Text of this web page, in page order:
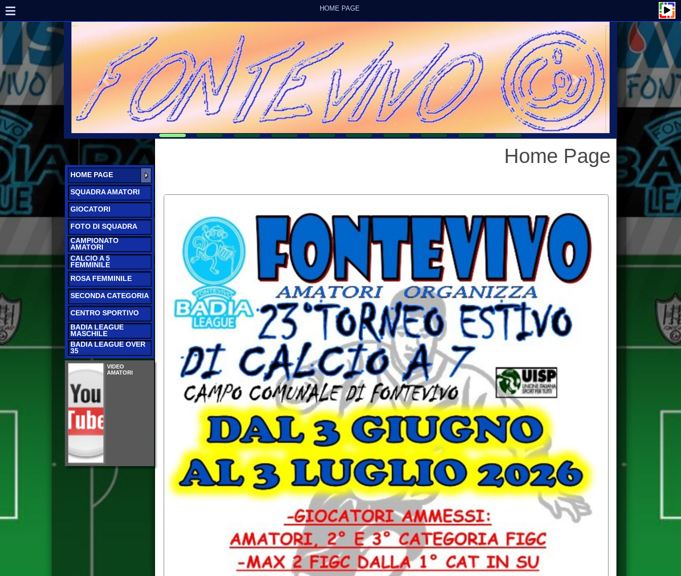
HOME PAGE
HOME PAGE
SQUADRA AMATORI
GIOCATORI
FOTO DI SQUADRA
CAMPIONATO
AMATORI
CALCIO A 5
FEMMINILE
ROSA FEMMINILE
SECONDA CATEGORIA
CENTRO SPORTIVO
BADIA LEAGUE
MASCHILE
BADIA LEAGUE OVER
35
VIDEO
AMATORI
Home Page